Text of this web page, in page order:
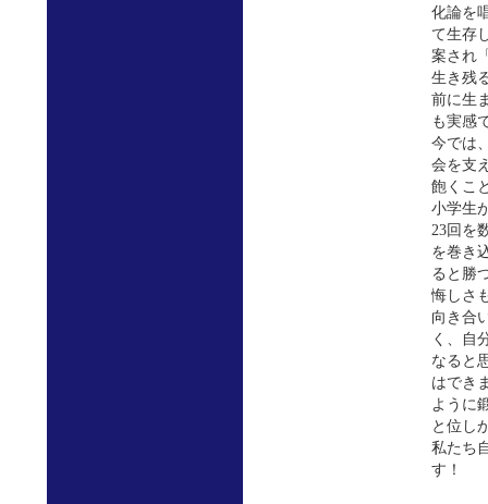
化論を
て生存
案され
生き残
前に生
も実感
今では
会を支
飽くこ
小学生
23回を
を巻き
ると勝
悔しさ
向き合
く、自
なると
はでき
ように
と位し
私たち
す！